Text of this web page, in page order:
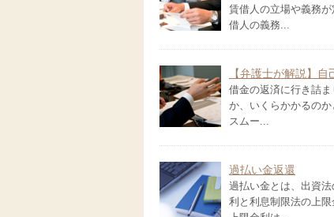
賃借人の立場や義務
借人の義務...
【弁護士が解説】
借金の返済に行き詰
か、いくらかかるの
スムー...
過払い金返還
過払い金とは、出資
利と利息制限法の上